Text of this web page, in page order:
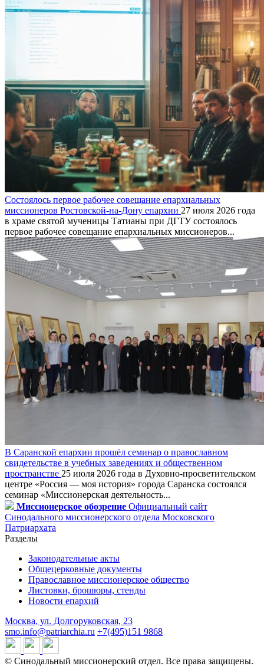
Состоялось первое рабочее совещание епархиальных
миссионеров Ростовской-на-Дону епархии 27 июля 2026 года
в храме святой мученицы Татианы при ДГТУ состоялось
первое рабочее совещание епархиальных миссионеров...
В Саранской епархии прошёл семинар о православном
свидетельстве в учебных заведениях и общественном
пространстве 25 июля 2026 года в Духовно-просветительском
центре «Россия — моя история» города Саранска состоялся
семинар «Миссионерская деятельность...
Миссионерское обозрение Официальный сайт
Синодального миссионерского отдела Московского
Патриархата
Разделы
Законодательные акты
Общецерковные документы
Православное миссионерское общество
Листовки, брошюры, стенды
Новости епархий
Москва, ул. Долгоруковская, 23
smo.info@patriarchia.ru +7(495)151 9868
© Синодальный миссионерский отдел. Все права защищены.